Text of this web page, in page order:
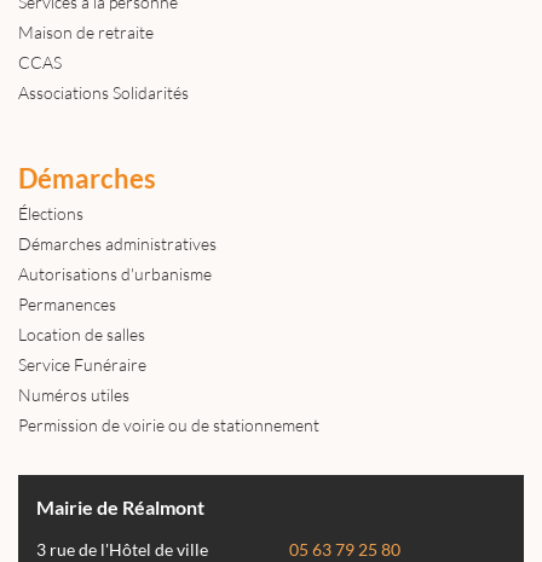
Maison de retraite
CCAS
Associations Solidarités
Démarches
Élections
Démarches administratives
Autorisations d'urbanisme
Permanences
Location de salles
Service Funéraire
Numéros utiles
Permission de voirie ou de stationnement
Mairie de Réalmont
3 rue de l'Hôtel de ville
05 63 79 25 80